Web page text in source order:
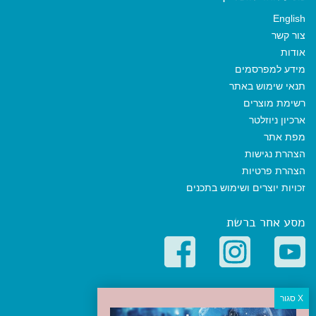
English
צור קשר
אודות
מידע למפרסמים
תנאי שימוש באתר
רשימת מוצרים
ארכיון ניוזלטר
מפת אתר
הצהרת נגישות
הצהרת פרטיות
זכויות יוצרים ושימוש בתכנים
מסע אחר ברשת
קטגוריות פופולריות